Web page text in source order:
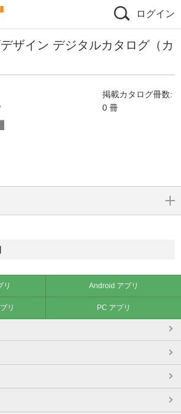
ログイン
ザイン デジタルカタログ（カ
掲載カタログ冊数:
0 冊
リ Android アプリ
リ PC アプリ